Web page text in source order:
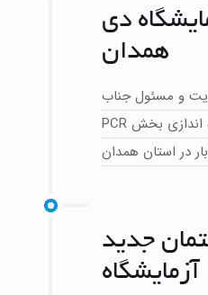
دی
همدان
و مسئول جناب
آقای دکتر مهرداد حاجیلویی راه اندازی بخش PCR
در استان همدان
جدید
آزمایشگاه